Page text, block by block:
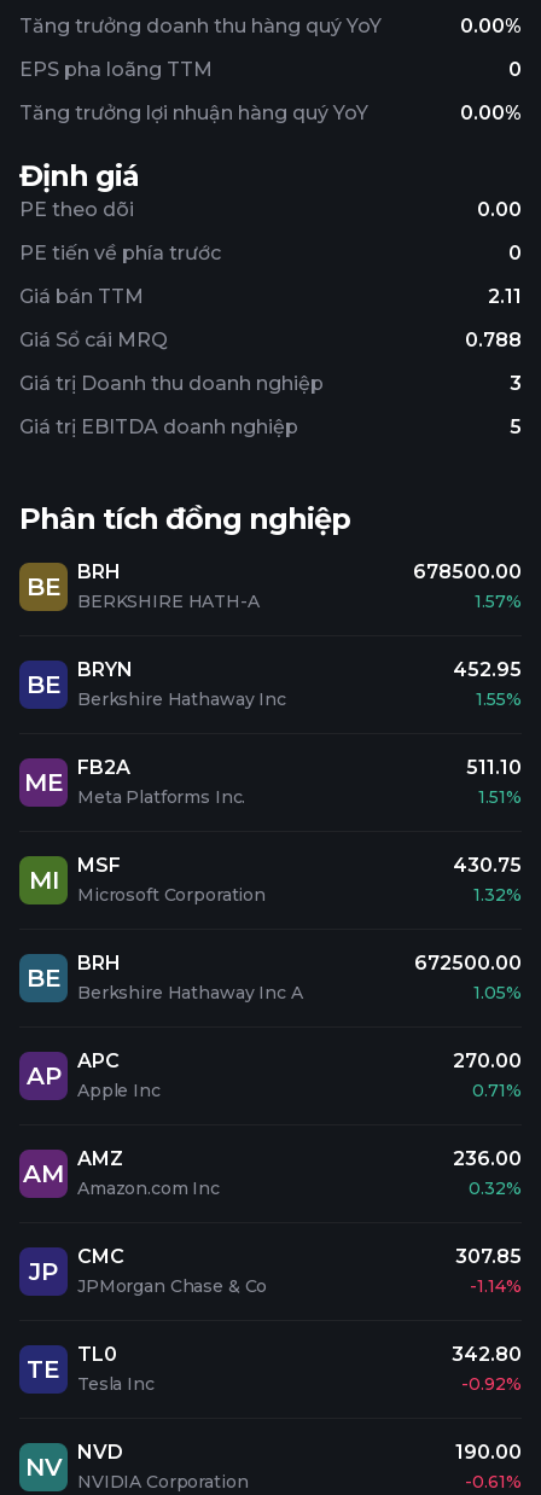
Tăng trưởng doanh thu hàng quý YoY
0.00%
EPS pha loãng TTM
0
Tăng trưởng lợi nhuận hàng quý YoY
0.00%
Định giá
PE theo dõi
0.00
PE tiến về phía trước
0
Giá bán TTM
2.11
Giá Sổ cái MRQ
0.788
Giá trị Doanh thu doanh nghiệp
3
Giá trị EBITDA doanh nghiệp
5
Phân tích đồng nghiệp
BE
BRH
BERKSHIRE HATH-A
678500.00
1.57%
BE
BRYN
Berkshire Hathaway Inc
452.95
1.55%
ME
FB2A
Meta Platforms Inc.
511.10
1.51%
MI
MSF
Microsoft Corporation
430.75
1.32%
BE
BRH
Berkshire Hathaway Inc A
672500.00
1.05%
AP
APC
Apple Inc
270.00
0.71%
AM
AMZ
Amazon.com Inc
236.00
0.32%
JP
CMC
JPMorgan Chase & Co
307.85
-1.14%
TE
TL0
Tesla Inc
342.80
-0.92%
NV
NVD
NVIDIA Corporation
190.00
-0.61%